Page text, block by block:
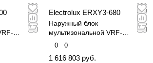
Electrolux ERXY3-680
Наружный блок
мультизональной VRF-
системы, серия ERXY3
0 0
1 616 803 руб.